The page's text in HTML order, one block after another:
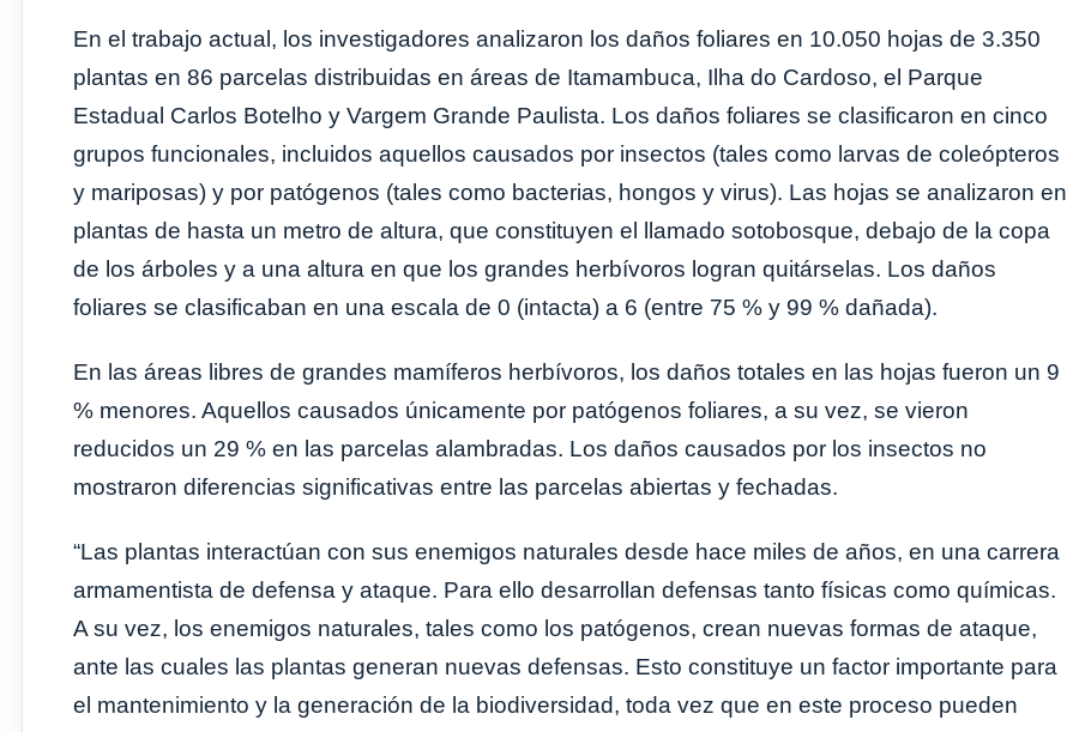
En el trabajo actual, los investigadores analizaron los daños foliares en 10.050 hojas de 3.350
plantas en 86 parcelas distribuidas en áreas de Itamambuca, Ilha do Cardoso, el Parque
Estadual Carlos Botelho y Vargem Grande Paulista. Los daños foliares se clasificaron en cinco
grupos funcionales, incluidos aquellos causados por insectos (tales como larvas de coleópteros
y mariposas) y por patógenos (tales como bacterias, hongos y virus). Las hojas se analizaron en
plantas de hasta un metro de altura, que constituyen el llamado sotobosque, debajo de la copa
de los árboles y a una altura en que los grandes herbívoros logran quitárselas. Los daños
foliares se clasificaban en una escala de 0 (intacta) a 6 (entre 75 % y 99 % dañada).
En las áreas libres de grandes mamíferos herbívoros, los daños totales en las hojas fueron un 9
% menores. Aquellos causados únicamente por patógenos foliares, a su vez, se vieron
reducidos un 29 % en las parcelas alambradas. Los daños causados por los insectos no
mostraron diferencias significativas entre las parcelas abiertas y fechadas.
“Las plantas interactúan con sus enemigos naturales desde hace miles de años, en una carrera
armamentista de defensa y ataque. Para ello desarrollan defensas tanto físicas como químicas.
A su vez, los enemigos naturales, tales como los patógenos, crean nuevas formas de ataque,
ante las cuales las plantas generan nuevas defensas. Esto constituye un factor importante para
el mantenimiento y la generación de la biodiversidad, toda vez que en este proceso pueden